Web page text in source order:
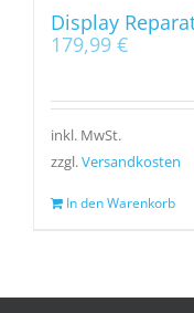
Display
179,99 €
inkl. MwSt.
zzgl.Versandkosten
In den Warenkorb